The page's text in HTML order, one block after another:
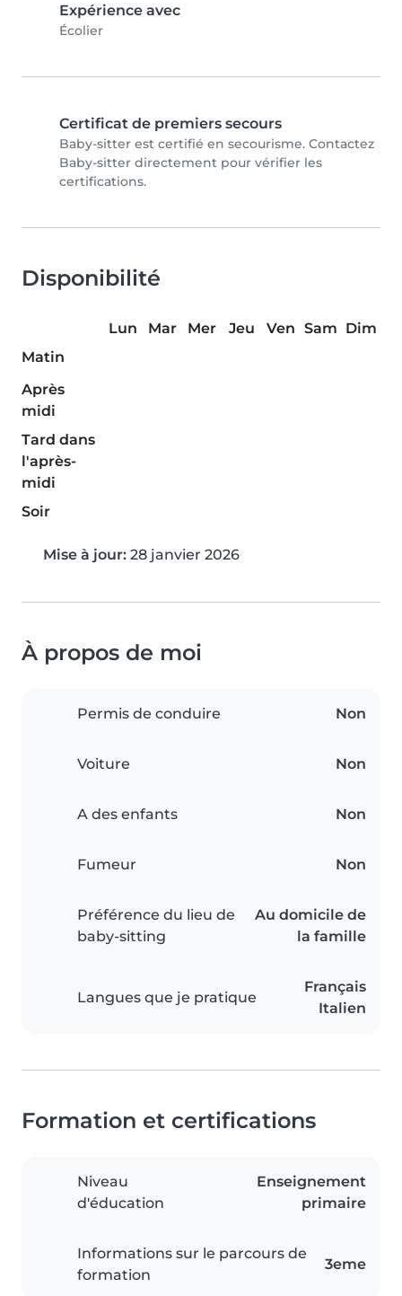
Expérience avec
Écolier
Certificat de premiers secours
Baby-sitter est certifié en secourisme. Contactez
Baby-sitter directement pour vérifier les
certifications.
Disponibilité
Lun Mar Mer Jeu Ven Sam Dim
Matin
Après
midi
Tard dans
l'après-
midi
Soir
Mise à jour: 28 janvier 2026
À propos de moi
Permis de conduire Non
Voiture Non
A des enfants Non
Fumeur Non
Préférence du lieu de
baby-sitting
Au domicile de
la famille
Langues que je pratique
Français
Italien
Formation et certifications
Niveau
d'éducation
Enseignement
primaire
Informations sur le parcours de
formation
3eme